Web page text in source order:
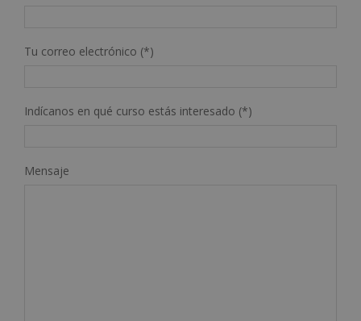
Tu correo electrónico (*)
Indícanos en qué curso estás interesado (*)
Mensaje